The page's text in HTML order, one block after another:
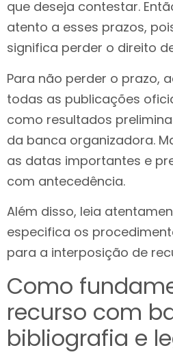
que deseja contestar.
atento a esses prazos,
significa perder o direito
Para não perder o prazo,
todas as publicações
como resultados
da banca organizadora.
as datas importantes e
com antecedência.
Além disso, leia
especifica os
para a interposição de
Como
recurso com
bibliografia e